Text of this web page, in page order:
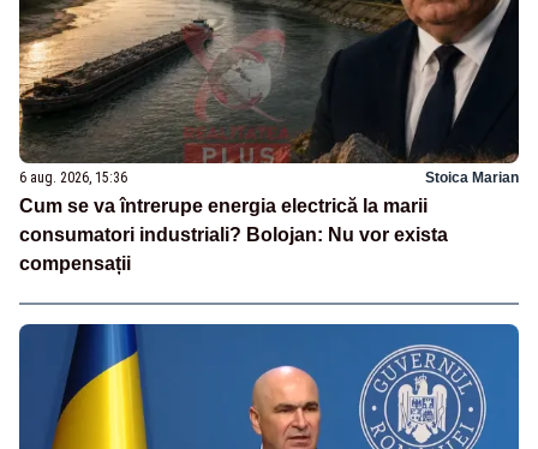
6 aug. 2026, 15:36 Stoica Marian
Cum se va întrerupe energia electrică la marii
consumatori industriali? Bolojan: Nu vor exista
compensații